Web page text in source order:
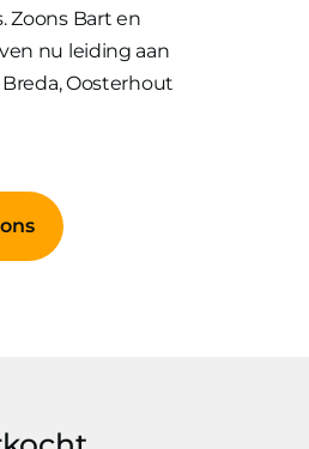
Zoons Bart en
nu leiding aan
Oosterhout